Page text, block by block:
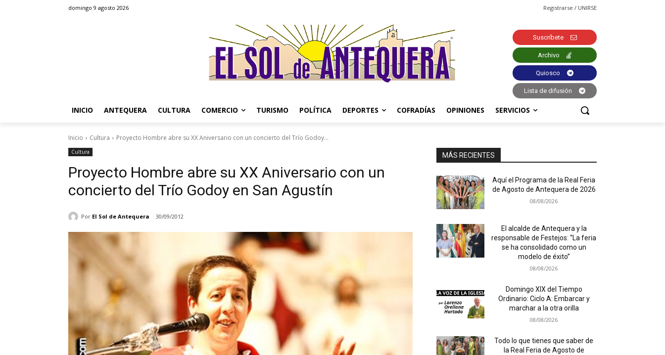
domingo 9 agosto 2026 Registrarse / UNIRSE
Suscríbete
Archivo
Quiosco
Lista de difusión
INICIO ANTEQUERA CULTURA COMERCIO TURISMO POLÍTICA DEPORTES COFRADÍAS OPINIONES SERVICIOS
Inicio Cultura Proyecto Hombre abre su XX Aniversario con un concierto del Trío Godoy...
Cultura
Proyecto Hombre abre su XX Aniversario con un
concierto del Trío Godoy en San Agustín
Por El Sol de Antequera 30/09/2012
MÁS RECIENTES
Aquí el Programa de la Real Feria
de Agosto de Antequera de 2026
08/08/2026
El alcalde de Antequera y la
responsable de Festejos: “La feria
se ha consolidado como un
modelo de éxito”
08/08/2026
Domingo XIX del Tiempo
Ordinario: Ciclo A: Embarcar y
marchar a la otra orilla
08/08/2026
Todo lo que tienes que saber de
la Real Feria de Agosto de